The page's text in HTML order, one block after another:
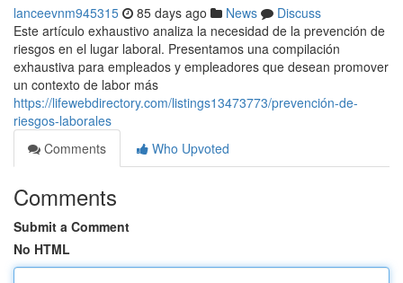
lanceevnm945315 85 days ago News
Discuss
Este artículo exhaustivo analiza la necesidad de la prevención de
riesgos en el lugar laboral. Presentamos una compilación
exhaustiva para empleados y empleadores que desean promover
un contexto de labor más
https://lifewebdirectory.com/listings13473773/prevención-de-
riesgos-laborales
Comments
Who Upvoted
Comments
Submit a Comment
No HTML